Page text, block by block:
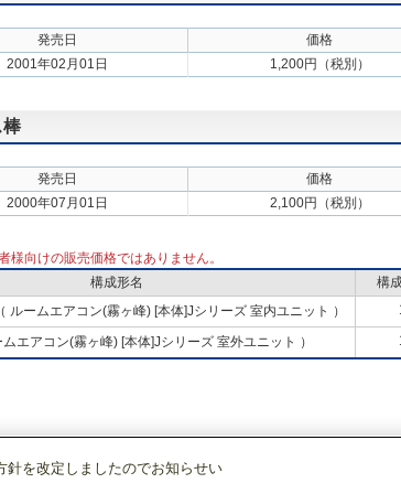
発売日
価格
2001年02月01日 1,200円（税別）
棒
発売日
価格
2000年07月01日 2,100円（税別）
向けの販売価格ではありません。
構成形名
構
ルームエアコン(霧ヶ峰) [本体]Jシリーズ 室内ユニット ）
ムエアコン(霧ヶ峰) [本体]Jシリーズ 室外ユニット ）
針を改定しましたのでお知らせい